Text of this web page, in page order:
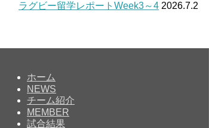
ラグビー留学レポートWeek3～4 2026.7.2
ホーム
NEWS
チーム紹介
MEMBER
試合結果